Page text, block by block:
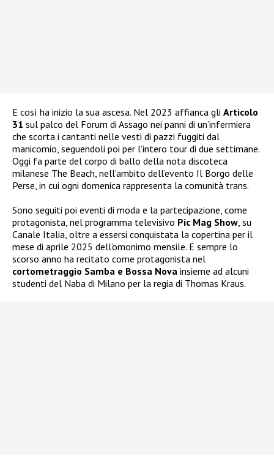
E così ha inizio la sua ascesa. Nel 2023 affianca gli Articolo
31 sul palco del Forum di Assago nei panni di un’infermiera
che scorta i cantanti nelle vesti di pazzi fuggiti dal
manicomio, seguendoli poi per l’intero tour di due settimane.
Oggi fa parte del corpo di ballo della nota discoteca
milanese The Beach, nell’ambito dell’evento Il Borgo delle
Perse, in cui ogni domenica rappresenta la comunità trans.
Sono seguiti poi eventi di moda e la partecipazione, come
protagonista, nel programma televisivo Pic Mag Show, su
Canale Italia, oltre a essersi conquistata la copertina per il
mese di aprile 2025 dell’omonimo mensile. E sempre lo
scorso anno ha recitato come protagonista nel
cortometraggio Samba e Bossa Nova insieme ad alcuni
studenti del Naba di Milano per la regia di Thomas Kraus.